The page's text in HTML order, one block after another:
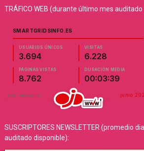
TRÁFICO WEB (durante último mes
SUSCRIPTORES NEWSLETTER (promedio
auditado disponible):